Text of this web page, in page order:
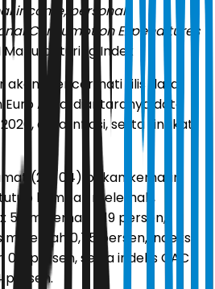
income, personal
Consumption Expenditures
Manufacturing Index
akan mencermati rilis data
Area, diantaranya data
data inflasi, serta tingkat
(24/04) pekan kemarin,
kompak melemah,
50 melemah 0,19 persen,
melemah 0,75 persen, indeks
persen, serta indeks CAC
persen.